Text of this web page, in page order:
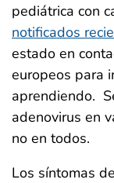
pediátrica con
notificados
estado en
europeos para
aprendiendo.
adenovirus en
no en todos.
Los síntomas